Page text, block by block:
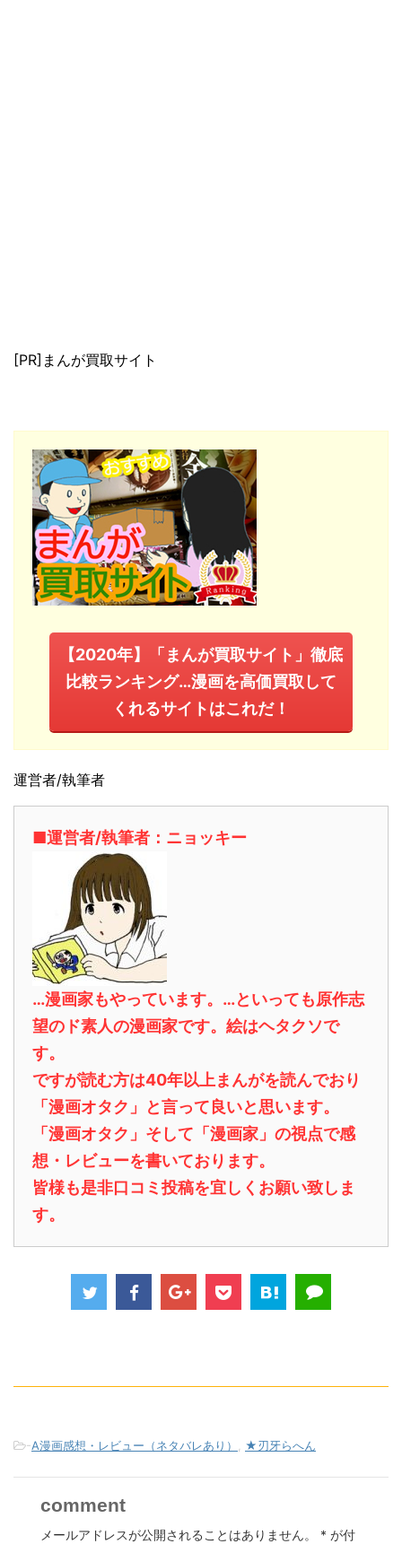
[PR]まんが買取サイト
【2020年】「まんが買取サイト」徹底
比較ランキング…漫画を高価買取して
くれるサイトはこれだ！
運営者/執筆者
■運営者/執筆者：ニョッキー
…漫画家もやっています。…といっても原作志
望のド素人の漫画家です。絵はヘタクソで
す。
ですが読む方は40年以上まんがを読んでおり
「漫画オタク」と言って良いと思います。
「漫画オタク」そして「漫画家」の視点で感
想・レビューを書いております。
皆様も是非口コミ投稿を宜しくお願い致しま
す。
-A漫画感想・レビュー（ネタバレあり） ★刃牙らへん
comment
メールアドレスが公開されることはありません。 * が付